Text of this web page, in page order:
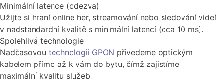
Minimální latence (odezva)
Užijte si hraní online her, streamování nebo sledování videí
v nadstandardní kvalitě s minimální latencí (cca 10 ms).
Spolehlivá technologie
Nadčasovou technologii GPON přivedeme optickým
kabelem přímo až k vám do bytu, čímž zajistíme
maximální kvalitu služeb.